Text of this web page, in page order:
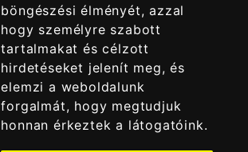
böngészési élményét, azzal
hogy személyre szabott
tartalmakat és célzott
hirdetéseket jelenít meg, és
elemzi a weboldalunk
forgalmát, hogy megtudjuk
honnan érkeztek a látogatóink.